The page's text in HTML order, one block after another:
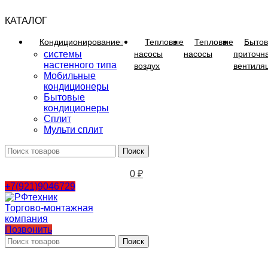
КАТАЛОГ
Кондиционирование
системы
настенного типа
Мобильные
кондиционеры
Бытовые
кондиционеры
Сплит
Мульти сплит
Тепловые
насосы
воздух
Тепловые
насосы
Поиск
0 ₽
+7(921)9046729
Позвонить
Поиск